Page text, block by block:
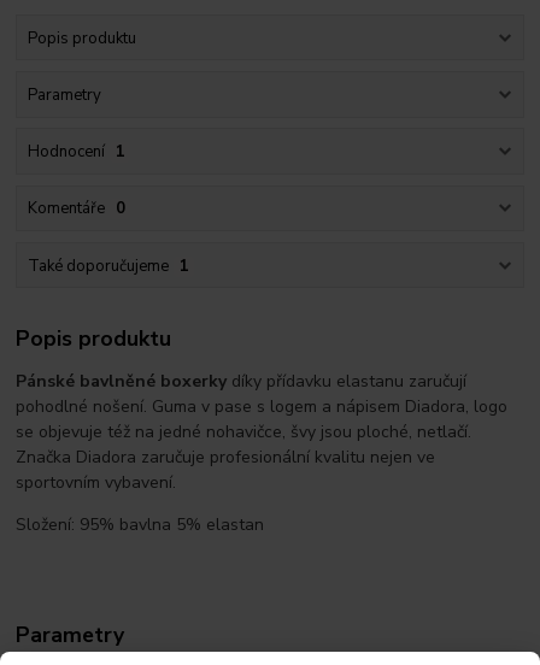
Popis produktu
Parametry
Hodnocení 1
Komentáře 0
Také doporučujeme 1
Popis produktu
Pánské bavlněné boxerky díky přídavku elastanu zaručují
pohodlné nošení. Guma v pase s logem a nápisem Diadora, logo
se objevuje též na jedné nohavičce, švy jsou ploché, netlačí.
Značka Diadora zaručuje profesionální kvalitu nejen ve
sportovním vybavení.
Složení: 95% bavlna 5% elastan
Parametry